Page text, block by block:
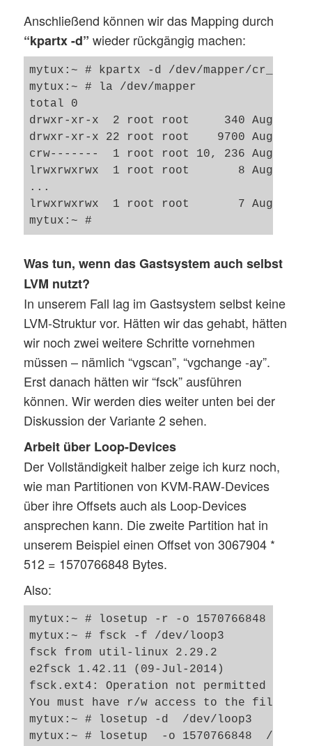
Anschließend können wir das Mapping durch
“kpartx -d” wieder rückgängig machen:
mytux:~ # kpartx -d /dev/mapper/cr_hd0
mytux:~ # la /dev/mapper
total 0
drwxr-xr-x  2 root root     340 Aug  6
drwxr-xr-x 22 root root    9700 Aug  6
crw-------  1 root root 10, 236 Aug  6
lrwxrwxrwx  1 root root       8 Aug  6
...
lrwxrwxrwx  1 root root       7 Aug  6
Was tun, wenn das Gastsystem auch selbst
LVM nutzt?
In unserem Fall lag im Gastsystem selbst keine
LVM-Struktur vor. Hätten wir das gehabt, hätten
wir noch zwei weitere Schritte vornehmen
müssen – nämlich “vgscan”, “vgchange -ay”.
Erst danach hätten wir “fsck” ausführen
können. Wir werden dies weiter unten bei der
Diskussion der Variante 2 sehen.
Arbeit über Loop-Devices
Der Vollständigkeit halber zeige ich kurz noch,
wie man Partitionen von KVM-RAW-Devices
über ihre Offsets auch als Loop-Devices
ansprechen kann. Die zweite Partition hat in
unserem Beispiel einen Offset von 3067904 *
512 = 1570766848 Bytes.
Also:
mytux:~ # losetup -r -o 1570766848  /
mytux:~ # fsck -f /dev/loop3
fsck from util-linux 2.29.2
e2fsck 1.42.11 (09-Jul-2014)
fsck.ext4: Operation not permitted
You must have r/w access to the
mytux:~ # losetup -d  /dev/loop3
mytux:~ # losetup  -o 1570766848  /dev/